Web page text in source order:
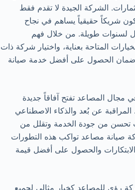
الشركة الجيدة لا تقدم فقط
شريكاً حقيقياً يساهم في نجاح
لسنوات طويلة. من خلال فهم
المتاحة بعناية، واختيار شركة ذات
الحصول على أفضل خدمة صيانة
مجال المصاعد تفتح آفاقاً جديدة
المراقبة عن بُعد والذكاء الاصطناعي
تحسن من جودة الخدمة وتقلل من
صيانة مصاعد تواكب هذه التطورات
والحصول على أفضل قيمة
رؤى للمصاعد كخيار مثالي لجميع